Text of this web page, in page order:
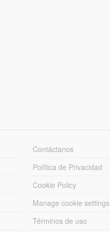
Contáctanos
Política de Privacidad
Cookie Policy
Manage cookie settings
Términos de uso